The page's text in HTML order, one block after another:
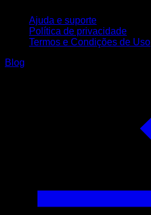
Ajuda e suporte
Política de privacidade
Termos e Condições de Uso
Blog